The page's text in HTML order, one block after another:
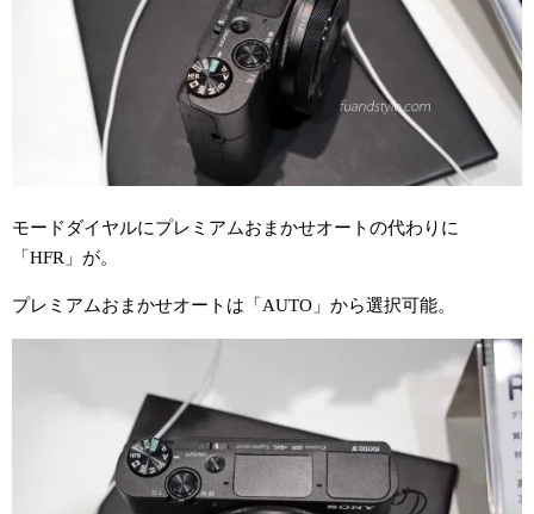
モードダイヤルにプレミアムおまかせオートの代わりに
「HFR」が。
プレミアムおまかせオートは「AUTO」から選択可能。